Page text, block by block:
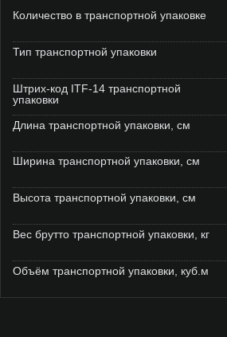
Количество в транспортной упаковке
Тип транспортной упаковки
Штрих-код ITF-14 транспортной
упаковки
Длина транспортной упаковки, см
Ширина транспортной упаковки, см
Высота транспортной упаковки, см
Вес брутто транспортной упаковки, кг
Объём транспортной упаковки, куб.м